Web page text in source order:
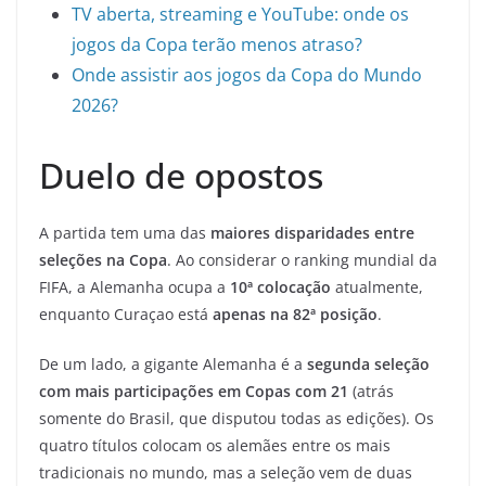
TV aberta, streaming e YouTube: onde os
jogos da Copa terão menos atraso?
Onde assistir aos jogos da Copa do Mundo
2026?
Duelo de opostos
A partida tem uma das maiores disparidades entre
seleções na Copa. Ao considerar o ranking mundial da
FIFA, a Alemanha ocupa a 10ª colocação atualmente,
enquanto Curaçao está apenas na 82ª posição.
De um lado, a gigante Alemanha é a segunda seleção
com mais participações em Copas com 21 (atrás
somente do Brasil, que disputou todas as edições). Os
quatro títulos colocam os alemães entre os mais
tradicionais no mundo, mas a seleção vem de duas